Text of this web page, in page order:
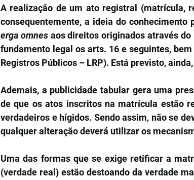
A realização de um ato registral (matrícula,
erga omnes aos direitos originados através do
fundamento legal os arts. 16 e seguintes,
Registros Públicos – LRP). Está previsto,
Ademais, a publicidade tabular gera uma
de que os atos inscritos na matrícula estão
verdadeiros e hígidos. Sendo assim, não se
qualquer alteração deverá utilizar os
Uma das formas que se exige retificar a
(verdade real) estão destoando da verdade